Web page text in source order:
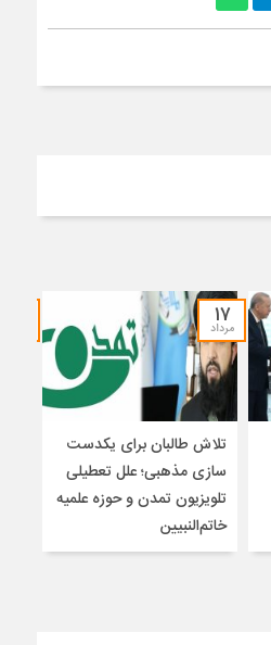
۱۷
مرداد
تلاش طالبان برای یکدست
سازی مذهبی؛ علل تعطیلی
تلویزیون تمدن و حوزه علمیه
خاتم‌النبیین